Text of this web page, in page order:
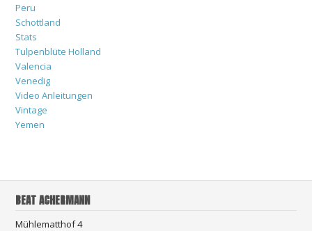
Peru
Schottland
Stats
Tulpenblüte Holland
Valencia
Venedig
Video Anleitungen
Vintage
Yemen
BEAT ACHERMANN
Mühlematthof 4